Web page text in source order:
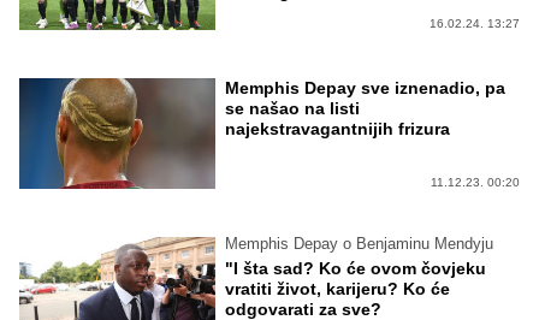
16.02.24. 13:27
Memphis Depay sve iznenadio, pa
se našao na listi
najekstravagantnijih frizura
11.12.23. 00:20
Memphis Depay o Benjaminu Mendyju
"I šta sad? Ko će ovom čovjeku
vratiti život, karijeru? Ko će
odgovarati za sve?